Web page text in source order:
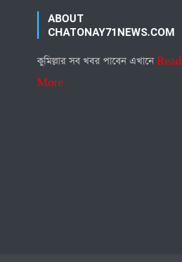
ABOUT
CHATONAY71NEWS.COM
কুমিল্লার সব খবর পাবেন এখানেRead
More